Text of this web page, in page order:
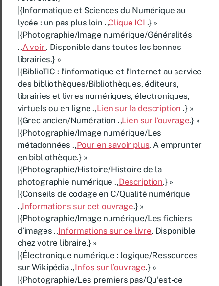
|{Informatique et Sciences du Numérique au
lycée : un pas plus loin .,Clique ICI .} »
|{Photographie/Image numérique/Généralités
.,A voir . Disponible dans toutes les bonnes
librairies.} »
|{BiblioTIC : l’informatique et l’Internet au service
des bibliothèques/Bibliothèques, éditeurs,
librairies et livres numériques, électroniques,
virtuels ou en ligne .,Lien sur la description .} »
|{Grec ancien/Numération .,Lien sur l’ouvrage.} »
|{Photographie/Image numérique/Les
métadonnées .,Pour en savoir plus. A emprunter
en bibliothèque.} »
|{Photographie/Histoire/Histoire de la
photographie numérique .,Description.} »
|{Conseils de codage en C/Qualité numérique
.,Informations sur cet ouvrage.} »
|{Photographie/Image numérique/Les fichiers
d’images .,Informations sur ce livre. Disponible
chez votre libraire.} »
|{Électronique numérique : logique/Ressources
sur Wikipédia .,Infos sur l’ouvrage.} »
|{Photographie/Les premiers pas/Qu’est-ce